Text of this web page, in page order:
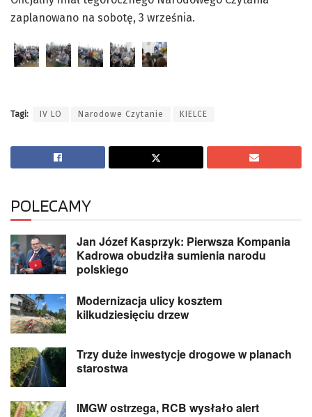
zaplanowano na sobotę, 3 września.
Tagi: IV LO Narodowe Czytanie KIELCE
POLECAMY
Jan Józef Kasprzyk: Pierwsza Kompania
Kadrowa obudziła sumienia narodu
polskiego
Modernizacja ulicy kosztem
kilkudziesięciu drzew
Trzy duże inwestycje drogowe w planach
starostwa
IMGW ostrzega, RCB wysłało alert